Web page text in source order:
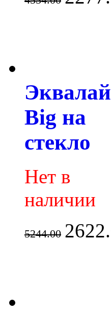
Big на
стекло
Нет в
наличии
5244.00